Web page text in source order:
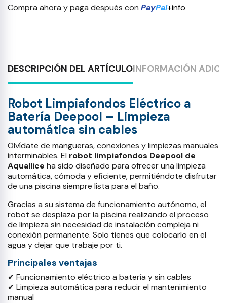
Compra ahora y paga después con PayPal+info
DESCRIPCIÓN DEL ARTÍCULOINFORMACIÓN
Robot Limpiafondos Eléctrico a
Batería Deepool – Limpieza
automática sin cables
Olvídate de mangueras, conexiones y limpiezas manuales
interminables. El robot limpiafondos Deepool de
Aquallice ha sido diseñado para ofrecer una limpieza
automática, cómoda y eficiente, permitiéndote disfrutar
de una piscina siempre lista para el baño.
Gracias a su sistema de funcionamiento autónomo, el
robot se desplaza por la piscina realizando el proceso
de limpieza sin necesidad de instalación compleja ni
conexión permanente. Solo tienes que colocarlo en el
agua y dejar que trabaje por ti.
Principales ventajas
✔ Funcionamiento eléctrico a batería y sin cables
✔ Limpieza automática para reducir el mantenimiento
manual